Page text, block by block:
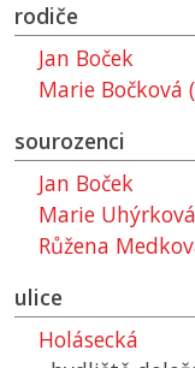
rodiče
Jan Boček
Marie Bočková
sourozenci
Jan Boček
Marie
Růžena
ulice
Holásecká